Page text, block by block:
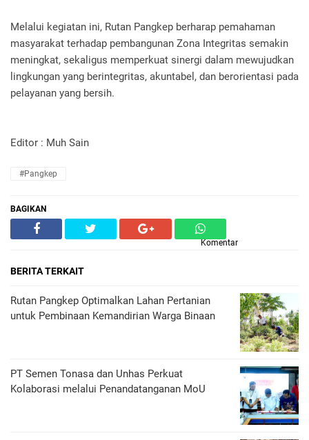
Melalui kegiatan ini, Rutan Pangkep berharap pemahaman
masyarakat terhadap pembangunan Zona Integritas semakin
meningkat, sekaligus memperkuat sinergi dalam mewujudkan
lingkungan yang berintegritas, akuntabel, dan berorientasi pada
pelayanan yang bersih.
Editor : Muh Sain
#Pangkep
BAGIKAN
Komentar
BERITA TERKAIT
Rutan Pangkep Optimalkan Lahan Pertanian
untuk Pembinaan Kemandirian Warga Binaan
PT Semen Tonasa dan Unhas Perkuat
Kolaborasi melalui Penandatanganan MoU